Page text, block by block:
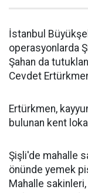
İstanbul
operasyonlarda
Şahan da
Cevdet
Ertürkmen,
bulunan kent
Şişli'de mahalle
önünde yemek
Mahalle sakinleri,